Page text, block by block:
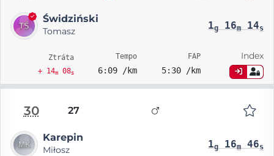
Świdziński
Tomasz 1g16m14s
Ztráta
+ 14m08s
Tempo
6:09 /km
FAP
5:30 /km
Index
30 27
Karepin
Miłosz 1g16m46s